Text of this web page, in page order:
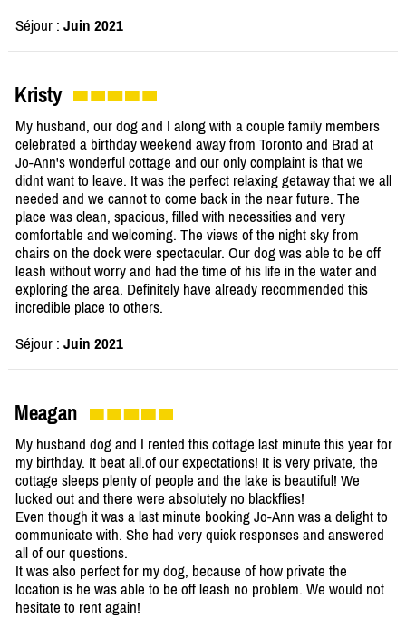
Séjour : Juin 2021
Kristy
My husband, our dog and I along with a couple family members
celebrated a birthday weekend away from Toronto and Brad at
Jo-Ann's wonderful cottage and our only complaint is that we
didnt want to leave. It was the perfect relaxing getaway that we all
needed and we cannot to come back in the near future. The
place was clean, spacious, filled with necessities and very
comfortable and welcoming. The views of the night sky from
chairs on the dock were spectacular. Our dog was able to be off
leash without worry and had the time of his life in the water and
exploring the area. Definitely have already recommended this
incredible place to others.
Séjour : Juin 2021
Meagan
My husband dog and I rented this cottage last minute this year for
my birthday. It beat all.of our expectations! It is very private, the
cottage sleeps plenty of people and the lake is beautiful! We
lucked out and there were absolutely no blackflies!
Even though it was a last minute booking Jo-Ann was a delight to
communicate with. She had very quick responses and answered
all of our questions.
It was also perfect for my dog, because of how private the
location is he was able to be off leash no problem. We would not
hesitate to rent again!